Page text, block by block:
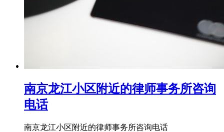
南京龙江小区附近的律师事务所咨询
电话
南京龙江小区附近的律师事务所咨询电话